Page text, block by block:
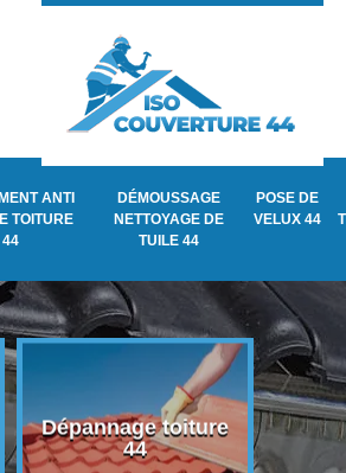
ANTI
TOITURE
44
DÉMOUSSAGE
NETTOYAGE DE
TUILE 44
POSE DE
VELUX 44
Dépannage toiture
44